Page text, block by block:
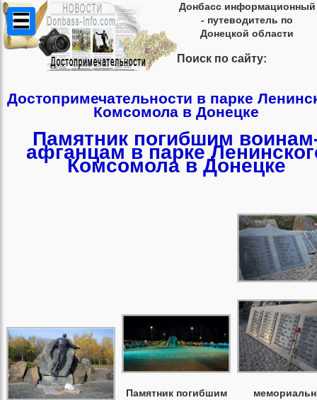
Донбасс информационный
- путеводитель по
Донецкой области
Поиск по сайту:
Достопримечательности в парке
Комсомола в Донецке
Памятник погибшим
афганцам в парке
Комсомола в Донецке
Памятник погибшим